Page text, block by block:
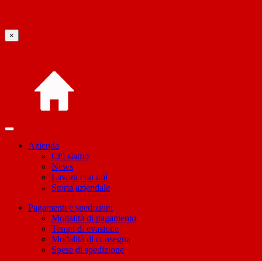
×
Azienda
Chi siamo
News
Lavora con noi
Storia aziendale
Pagamenti e spedizioni
Modalità di pagamento
Tempi di evasione
Modalità di consegna
Spese di spedizione